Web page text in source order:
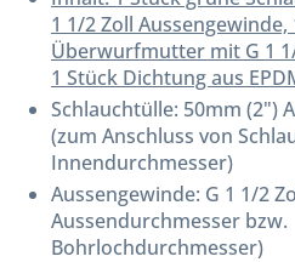
1 1/2 Zoll Aussengewinde,
Überwurfmutter mit G 1
1 Stück Dichtung aus
Schlauchtülle: 50mm (2")
(zum Anschluss von
Innendurchmesser)
Aussengewinde: G 1 1/2
Aussendurchmesser bzw.
Bohrlochdurchmesser)